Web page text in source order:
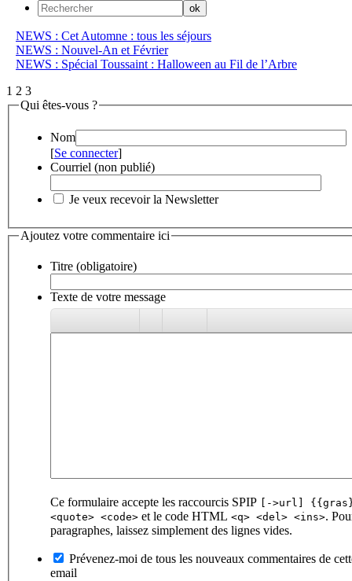
NEWS : Cet Automne : tous les séjours
NEWS : Nouvel-An et Février
NEWS : Spécial Toussaint : Halloween au Fil de l’Arbre
1 2 3
Qui êtes-vous ?
Nom
[Se connecter]
Courriel (non publié)
Je veux recevoir la Newsletter
Ajoutez votre commentaire ici
Titre (obligatoire)
Texte de votre message
Ce formulaire accepte les raccourcis SPIP
[->url]
<quote> <code> et le code HTML <q> <del> <ins>.
paragraphes, laissez simplement des lignes vides.
Prévenez-moi de tous les nouveaux commentaires de
email